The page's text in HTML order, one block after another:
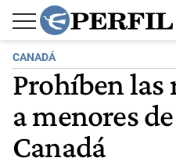
CANADÁ
Prohíben las
a menores
Canadá